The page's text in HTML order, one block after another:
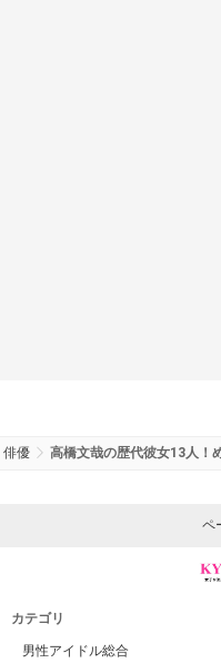
俳優 高橋文哉の歴代彼女13人！
ペ
カテゴリ
男性アイドル総合